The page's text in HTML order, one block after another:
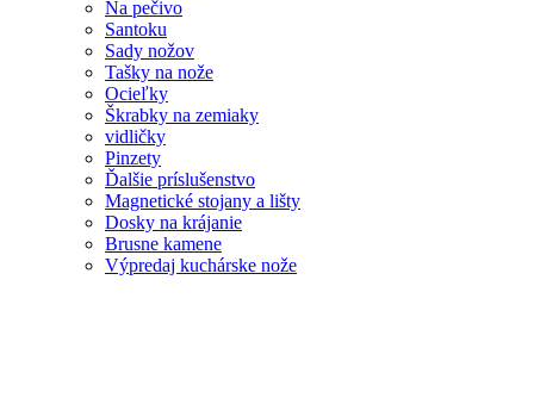
Na pečivo
Santoku
Sady nožov
Tašky na nože
Ocieľky
Škrabky na zemiaky
vidličky
Pinzety
Ďalšie príslušenstvo
Magnetické stojany a lišty
Dosky na krájanie
Brusne kamene
Výpredaj kuchárske nože